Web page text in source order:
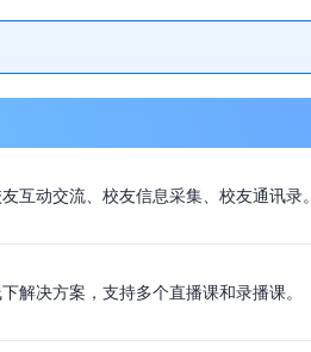
互动交流、校友信息采集、校友通讯录。
解决方案，支持多个直播课和录播课。